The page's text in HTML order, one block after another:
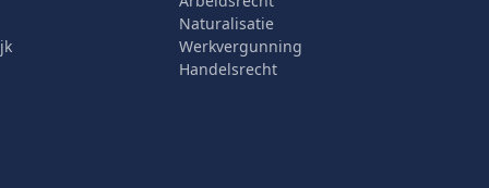
Naturalisatie
Werkvergunning
Handelsrecht